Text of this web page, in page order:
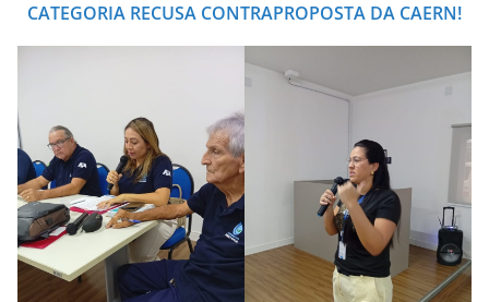
CATEGORIA RECUSA CONTRAPROPOSTA DA CAERN!